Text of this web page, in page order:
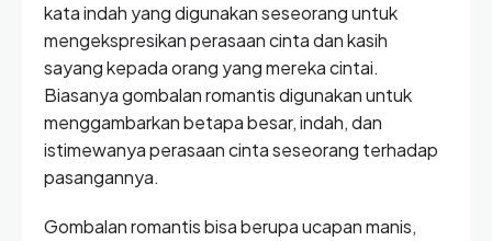
kata indah yang digunakan seseorang untuk
mengekspresikan perasaan cinta dan kasih
sayang kepada orang yang mereka cintai.
Biasanya gombalan romantis digunakan untuk
menggambarkan betapa besar, indah, dan
istimewanya perasaan cinta seseorang terhadap
pasangannya.
Gombalan romantis bisa berupa ucapan manis,